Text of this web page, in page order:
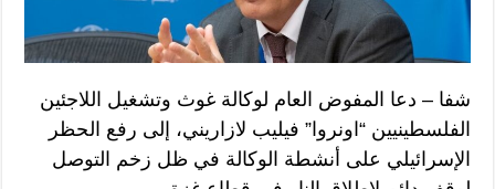
شفا – دعا المفوض العام لوكالة غوث وتشغيل اللاجئين
الفلسطينيين “اونروا” فيليب لازاريني، إلى رفع الحظر
الإسرائيلي على أنشطة الوكالة في ظل زخم التوصل